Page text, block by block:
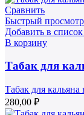
Сравнить
Быстрый просмотр
Добавить в
В корзину
Табак для
Табак для
280,00 ₽